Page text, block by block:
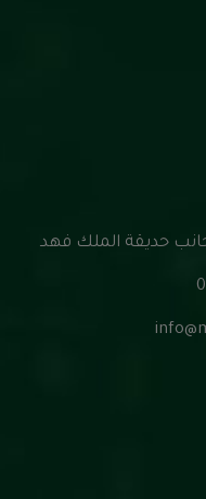
حديقة الملك فهد